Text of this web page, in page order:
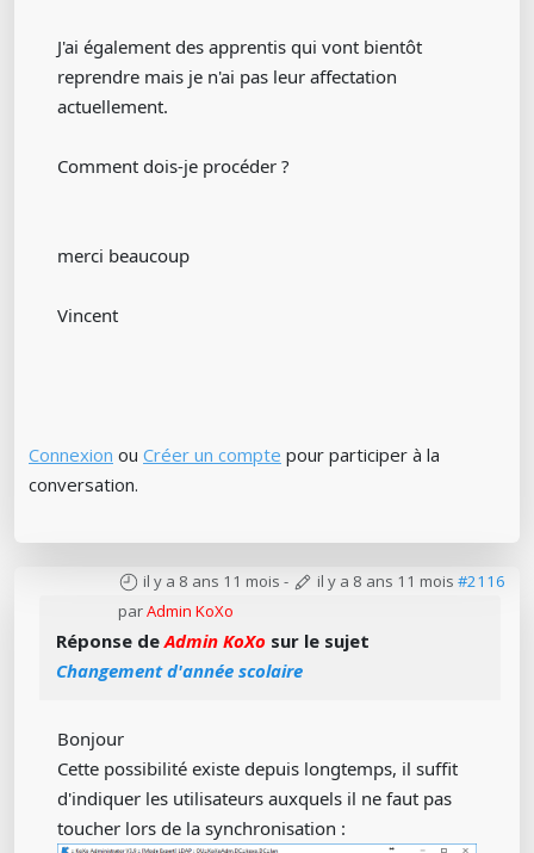
J'ai également des apprentis qui vont bientôt
reprendre mais je n'ai pas leur affectation
actuellement.
Comment dois-je procéder ?
merci beaucoup
Vincent
Connexion ou Créer un compte pour participer à la
conversation.
il y a 8 ans 11 mois - il y a 8 ans 11 mois #2116
parAdmin KoXo
Réponse deAdmin KoXo sur le sujet
Changement d'année scolaire
Bonjour
Cette possibilité existe depuis longtemps, il suffit
d'indiquer les utilisateurs auxquels il ne faut pas
toucher lors de la synchronisation :